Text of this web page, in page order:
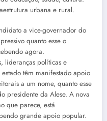
urbana e rural.
a vice-governador do
quanto esse o
agora.
lideranças políticas e
têm manifestado apoio
a um nome, quanto esse
presidente da Alese. A nova
que parece, está
grande apoio popular.